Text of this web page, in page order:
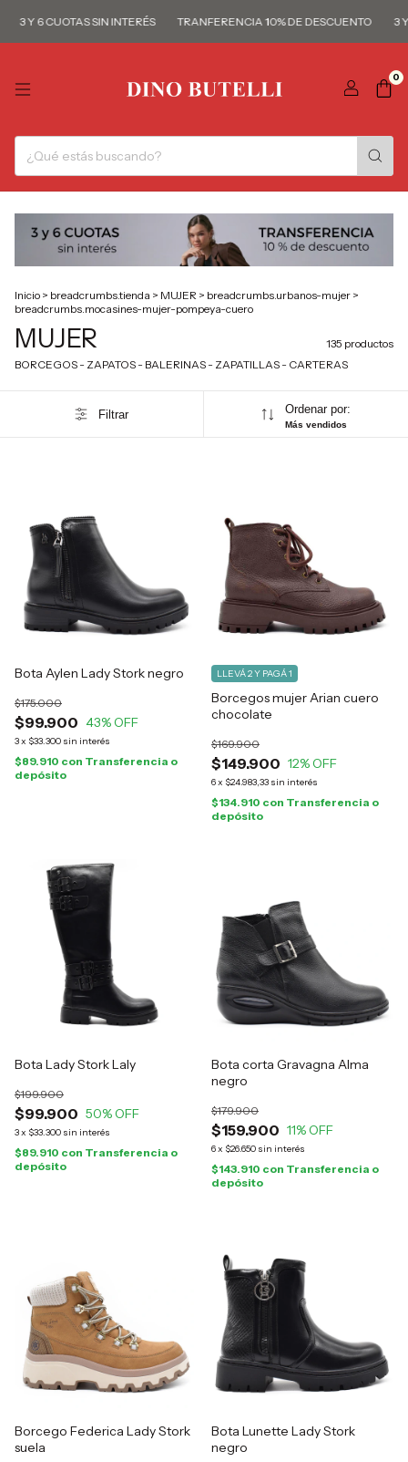
CUOTAS SIN INTERÉS TRANFERENCIA 10% DE DESCUENTO 3 Y 6
0
Inicio > breadcrumbs.tienda > MUJER > breadcrumbs.urbanos-mujer >
breadcrumbs.mocasines-mujer-pompeya-cuero
MUJER
135 productos
BORCEGOS - ZAPATOS - BALERINAS - ZAPATILLAS - CARTERAS
Filtrar Ordenar por:
Más vendidos
Bota Aylen Lady Stork negro
$99.900
$175.000
43% OFF
3x $33.300 sin interés
$89.910 con Transferencia o
depósito
Borcegos mujer Arian cuero
chocolate
$149.900
$169.900
12% OFF
6x $24.983,33 sin interés
LLEVÁ 2 Y PAGÁ 1
$134.910 con Transferencia o
depósito
Bota Lady Stork Laly
$99.900
$199.900
50% OFF
3x $33.300 sin interés
$89.910 con Transferencia o
depósito
Bota corta Gravagna Alma
negro
$159.900
$179.900
11% OFF
6x $26.650 sin interés
$143.910 con Transferencia o
depósito
Borcego Federica Lady Stork
suela
Bota Lunette Lady Stork
negro